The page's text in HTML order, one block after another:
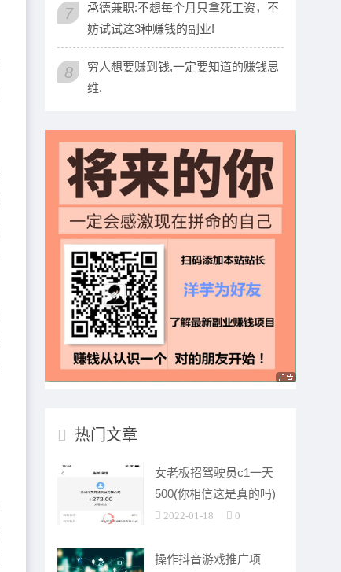
7
承德兼职:不想每个月只拿死工资，不
妨试试这3种赚钱的副业!
8
穷人想要赚到钱,一定要知道的赚钱思
维.
热门文章
女老板招驾驶员c1一天
500(你相信这是真的吗)
2022-01-18 0
操作抖音游戏推广项